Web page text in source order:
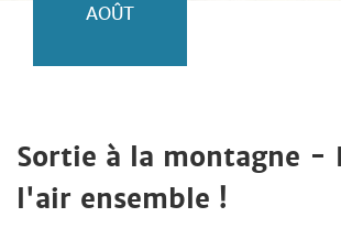
AOÛT
Sortie à la montagne -
l'air ensemble !